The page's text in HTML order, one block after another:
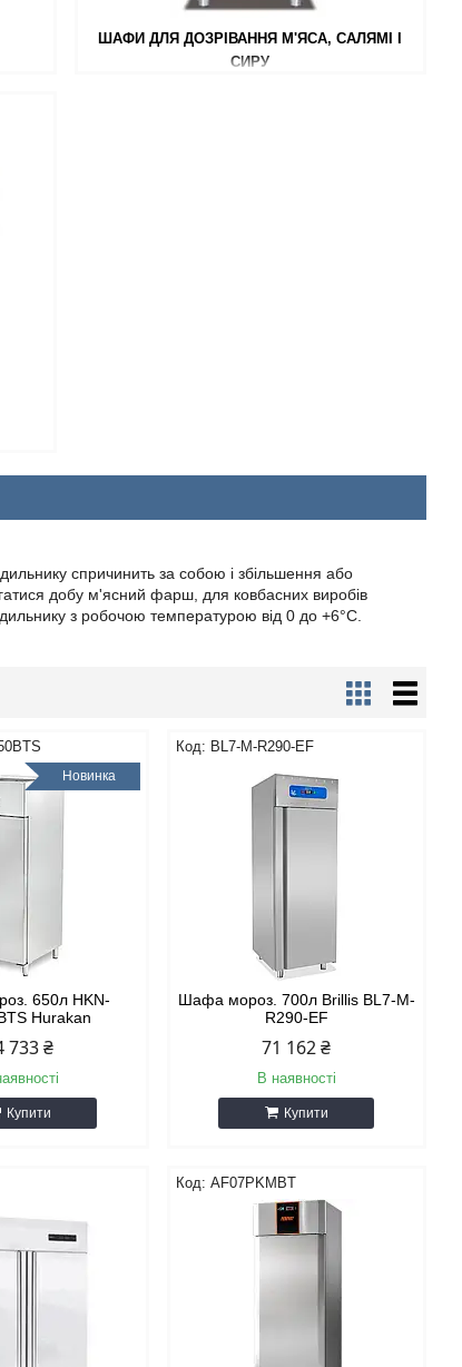
ШАФИ ДЛЯ ДОЗРІВАННЯ М'ЯСА, САЛЯМІ І
СИРУ
спричинить за собою і збільшення або
добу м'ясний фарш, для ковбасних виробів
з робочою температурою від 0 до +6°С.
Новинка
650л HKN-
Hurakan
733 ₴
Купити
BL7-M-R290-EF
Шафа мороз. 700л Brillis BL7-M-
R290-EF
71 162 ₴
В наявності
Купити
AF07PKMBT